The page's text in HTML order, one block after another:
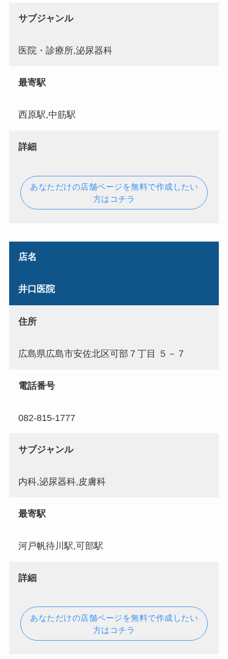
サブジャンル
医院・診療所,泌尿器科
最寄駅
西原駅,中筋駅
詳細
あなただけの店舗ページを無料で作成したい
方はコチラ
店名
井口医院
住所
広島県広島市安佐北区可部７丁目 ５－７
電話番号
082-815-1777
サブジャンル
内科,泌尿器科,皮膚科
最寄駅
河戸帆待川駅,可部駅
詳細
あなただけの店舗ページを無料で作成したい
方はコチラ